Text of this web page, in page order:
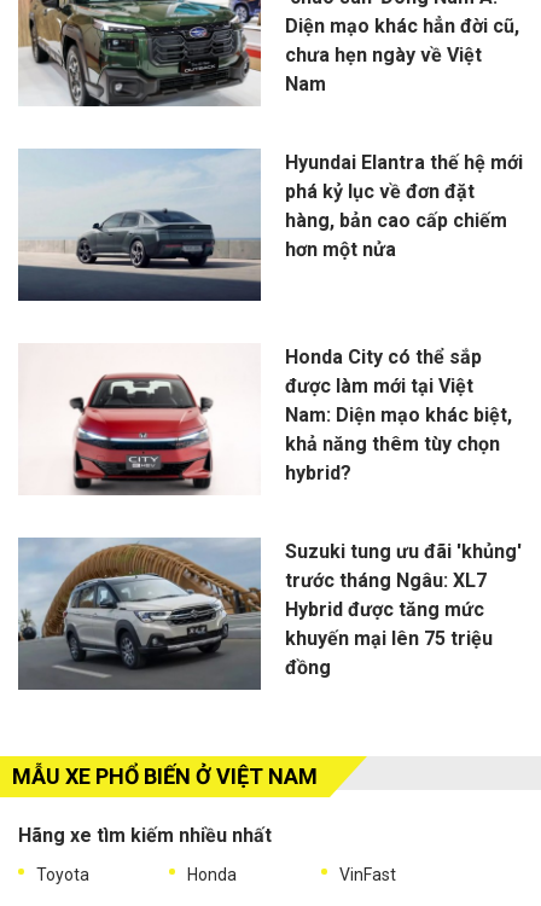
Diện mạo khác hẳn đời cũ,
chưa hẹn ngày về Việt
Nam
Hyundai Elantra thế hệ mới
phá kỷ lục về đơn đặt
hàng, bản cao cấp chiếm
hơn một nửa
Honda City có thể sắp
được làm mới tại Việt
Nam: Diện mạo khác biệt,
khả năng thêm tùy chọn
hybrid?
Suzuki tung ưu đãi 'khủng'
trước tháng Ngâu: XL7
Hybrid được tăng mức
khuyến mại lên 75 triệu
đồng
MẪU XE PHỔ BIẾN Ở VIỆT NAM
Hãng xe tìm kiếm nhiều nhất
Toyota Honda VinFast